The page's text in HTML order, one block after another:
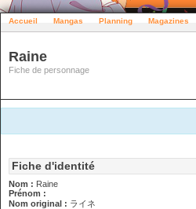
Accueil Mangas Planning Magazines
Raine
Fiche de personnage
Fiche d'identité
Nom : Raine
Prénom :
Nom original : ライネ